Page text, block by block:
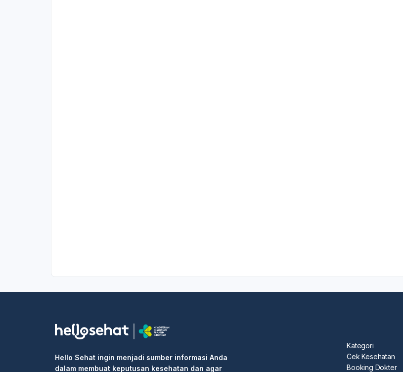
Hello Sehat ingin menjadi sumber informasi Anda
dalam membuat keputusan kesehatan dan agar
Kategori
Cek Kesehatan
Booking Dokter